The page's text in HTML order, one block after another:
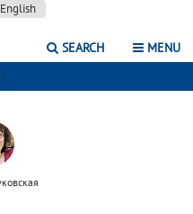
English
SEARCH MENU
|